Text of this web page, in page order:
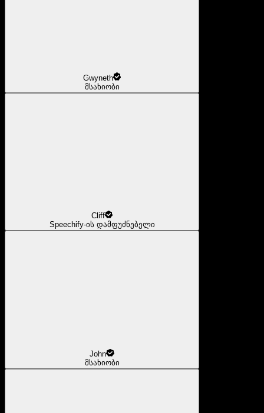
Gwyneth
მსახიობი
Cliff
Speechify-ის დამფუძნებელი
John
მსახიობი